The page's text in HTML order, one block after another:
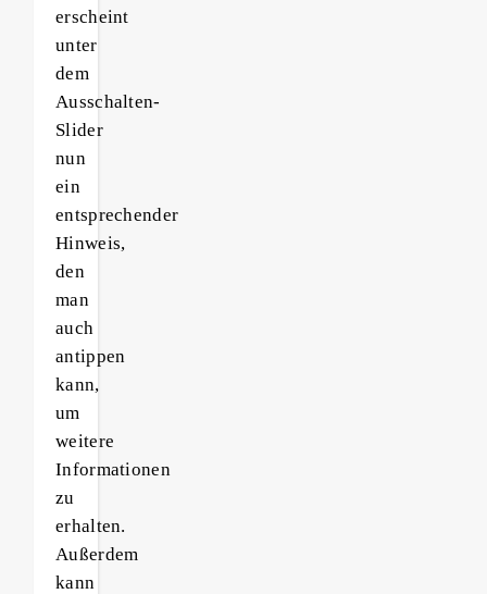
erscheint
unter
dem
Ausschalten-
Slider
nun
ein
entsprechender
Hinweis,
den
man
auch
antippen
kann,
um
weitere
Informationen
zu
erhalten.
Außerdem
kann